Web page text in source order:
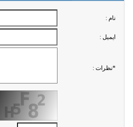
نام :
ايميل :
*نظرات :